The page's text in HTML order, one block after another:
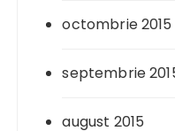
octombrie 2015
septembrie
august 2015